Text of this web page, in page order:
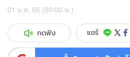
01 ม.ค. 65 (00:00 น.)
กดฟัง แชร์